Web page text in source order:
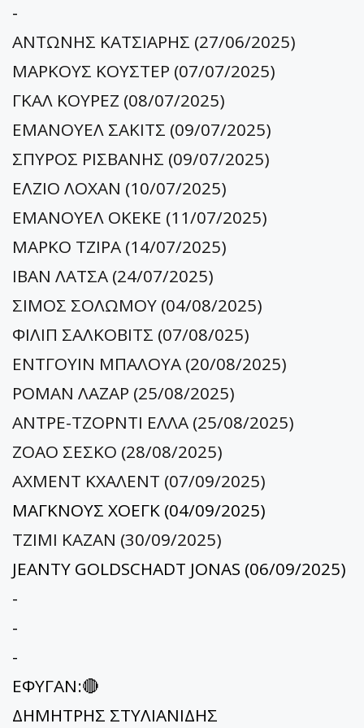
-
ΑΝΤΩΝΗΣ ΚΑΤΣΙΑΡΗΣ (27/06/2025)
ΜΑΡΚΟΥΣ ΚΟΥΣΤΕΡ (07/07/2025)
ΓΚΑΛ ΚΟΥΡΕΖ (08/07/2025)
ΕΜΑΝΟΥΕΛ ΣΑΚΙΤΣ (09/07/2025)
ΣΠΥΡΟΣ ΡΙΣΒΑΝΗΣ (09/07/2025)
ΕΛΖΙΟ ΛΟΧΑΝ (10/07/2025)
ΕΜΑΝΟΥΕΛ ΟΚΕΚΕ (11/07/2025)
ΜΑΡΚΟ ΤΖΙΡΑ (14/07/2025)
ΙΒΑΝ ΛΑΤΣΑ (24/07/2025)
ΣΙΜΟΣ ΣΟΛΩΜΟΥ (04/08/2025)
ΦΙΛΙΠ ΣΑΛΚΟΒΙΤΣ (07/08/025)
ΕΝΤΓΟΥΙΝ ΜΠΑΛΟΥΑ (20/08/2025)
ΡΟΜΑΝ ΛΑΖΑΡ (25/08/2025)
ΑΝΤΡΕ-ΤΖΟΡΝΤΙ ΕΛΛΑ (25/08/2025)
ΖΟΑΟ ΣΕΣΚΟ (28/08/2025)
ΑΧΜΕΝΤ ΚΧΑΛΕΝΤ (07/09/2025)
ΜΑΓΚΝΟΥΣ ΧΟΕΓΚ (04/09/2025)
TZIMI KAZAN (30/09/2025)
JEANTY GOLDSCHADT JONAS (06/09/2025)
-
-
-
ΕΦΥΓΑΝ:🔴
ΔΗΜΗΤΡΗΣ ΣΤΥΛΙΑΝΙΔΗΣ